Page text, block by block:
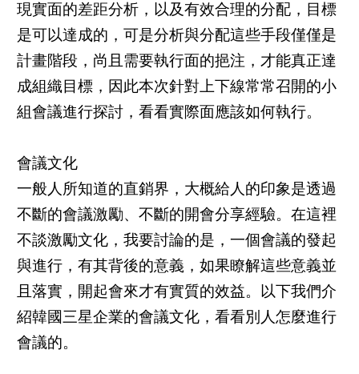
現實面的差距分析，以及有效合理的分配，目標
是可以達成的，可是分析與分配這些手段僅僅是
計畫階段，尚且需要執行面的挹注，才能真正達
成組織目標，因此本次針對上下線常常召開的小
組會議進行探討，看看實際面應該如何執行。
會議文化
一般人所知道的直銷界，大概給人的印象是透過
不斷的會議激勵、不斷的開會分享經驗。在這裡
不談激勵文化，我要討論的是，一個會議的發起
與進行，有其背後的意義，如果瞭解這些意義並
且落實，開起會來才有實質的效益。以下我們介
紹韓國三星企業的會議文化，看看別人怎麼進行
會議的。